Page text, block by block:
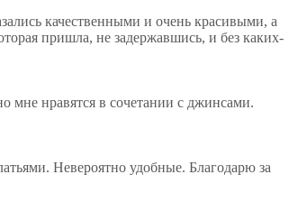
качественными и очень красивыми, а
пришла, не задержавшись, и без каких-
мне нравятся в сочетании с джинсами.
Невероятно удобные. Благодарю за